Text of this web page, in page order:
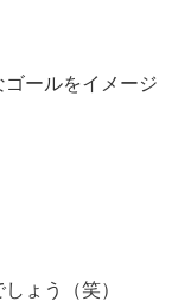
ールをイメージ
ょう（笑）